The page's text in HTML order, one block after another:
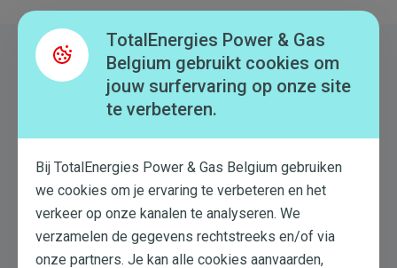
Ook om te lezen
TotalEnergies Power & Gas
Belgium gebruikt cookies om
jouw surfervaring op onze site
te verbeteren.
Bij TotalEnergies Power & Gas Belgium gebruiken
we cookies om je ervaring te verbeteren en het
verkeer op onze kanalen te analyseren. We
verzamelen de gegevens rechtstreeks en/of via
onze partners. Je kan alle cookies aanvaarden,